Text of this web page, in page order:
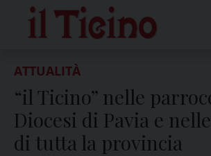
content
ATTUALITÀ
“il Ticino” nelle
Diocesi di Pavia e
di tutta la provincia